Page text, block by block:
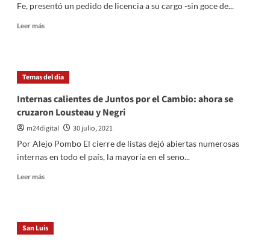
Fe, presentó un pedido de licencia a su cargo -sin goce de...
Leer másLeer
pidió
licencia
goce
de
sueldo
vicegobernadora
Temas del dia
Internas calientes de Juntos por el Cambio: ahora se
cruzaron Lousteau y Negri
m24digital
30 julio, 2021
Por Alejo Pombo El cierre de listas dejó abiertas numerosas
internas en todo el país, la mayoría en el seno...
Leer másLeer
calientes
de
San Luis